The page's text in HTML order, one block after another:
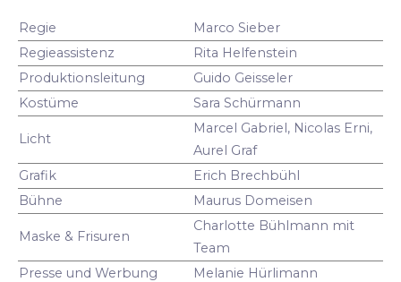
Regie
Marco Sieber
Regieassistenz
Rita Helfenstein
Produktionsleitung
Guido Geisseler
Kostüme
Sara Schürmann
Licht
Marcel Gabriel, Nicolas Erni,
Aurel Graf
Grafik
Erich Brechbühl
Bühne
Maurus Domeisen
Maske & Frisuren
Charlotte Bühlmann mit
Team
Presse und Werbung
Melanie Hürlimann